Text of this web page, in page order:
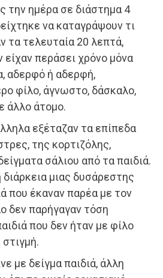
την ημέρα σε διάστημα 4
να καταγράψουν τι
τα τελευταία 20 λεπτά,
περάσει χρόνο μόνα
αδερφό ή αδερφή,
φίλο, άγνωστο, δάσκαλο,
άλλο άτομο.
εξέταζαν τα επίπεδα
της κορτιζόλης,
σάλιου από τα παιδιά.
μιας δυσάρεστης
που έκαναν παρέα με τον
δεν παρήγαγαν τόση
που δεν ήταν με φίλο
στιγμή.
με δείγμα παιδιά, άλλη